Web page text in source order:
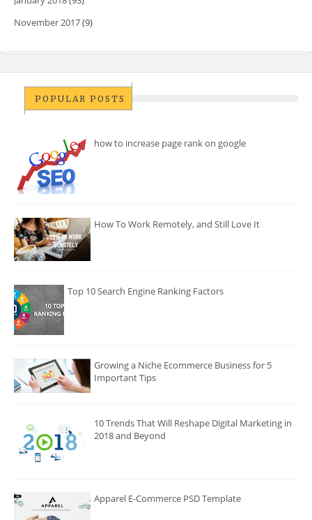
November 2017(9)
POPULAR POSTS
how to increase page rank on google
How To Work Remotely, and Still Love It
Top 10 Search Engine Ranking Factors
Growing a Niche Ecommerce Business for 5
Important Tips
10 Trends That Will Reshape Digital Marketing in
2018 and Beyond
Apparel E-Commerce PSD Template